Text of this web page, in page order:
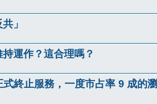
」
運作？這合理嗎？
終止服務，一度市占率 9 成的瀏